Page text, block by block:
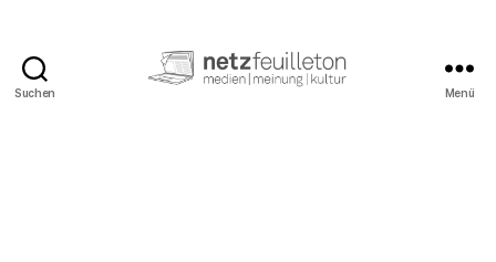
Suchen Menü